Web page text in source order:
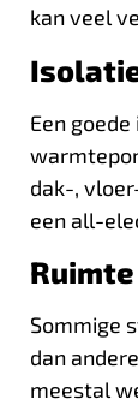
kan veel
Een
dak-,
een all-
Sommige
dan
meestal